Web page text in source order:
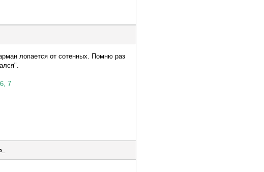
лопается от сотенных. Помню раз
7